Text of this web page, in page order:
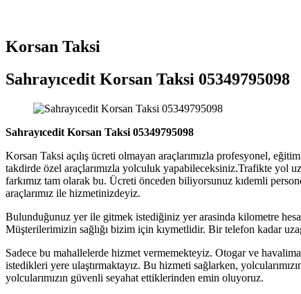
Korsan Taksi
Sahrayıcedit Korsan Taksi 05349795098
Sahrayıcedit Korsan Taksi 05349795098
Korsan Taksi açılış ücreti olmayan araçlarımızla profesyonel,
takdirde özel araçlarımızla yolculuk yapabileceksiniz.Trafikte yol
farkımız tam olarak bu. Ücreti önceden biliyorsunuz kıdemli
araçlarımız ile hizmetinizdeyiz.
Bulunduğunuz yer ile gitmek istediğiniz yer arasinda kilometre
Müşterilerimizin sağlığı bizim için kıymetlidir. Bir telefon kadar
Sadece bu mahallelerde hizmet vermemekteyiz. Otogar ve
istedikleri yere ulaştırmaktayız. Bu hizmeti sağlarken,
yolcularımızın güvenli seyahat ettiklerinden emin oluyoruz.